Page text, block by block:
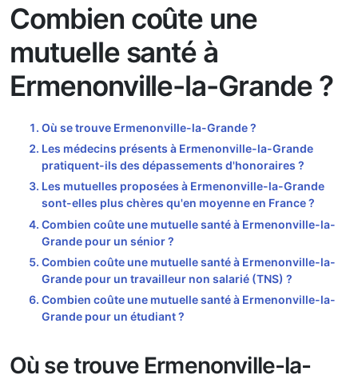
Combien coûte une
mutuelle santé à
Ermenonville-la-Grande ?
Où se trouve Ermenonville-la-Grande ?
Les médecins présents à Ermenonville-la-Grande
pratiquent-ils des dépassements d'honoraires ?
Les mutuelles proposées à Ermenonville-la-Grande
sont-elles plus chères qu'en moyenne en France ?
Combien coûte une mutuelle santé à Ermenonville-la-
Grande pour un sénior ?
Combien coûte une mutuelle santé à Ermenonville-la-
Grande pour un travailleur non salarié (TNS) ?
Combien coûte une mutuelle santé à Ermenonville-la-
Grande pour un étudiant ?
Où se trouve Ermenonville-la-